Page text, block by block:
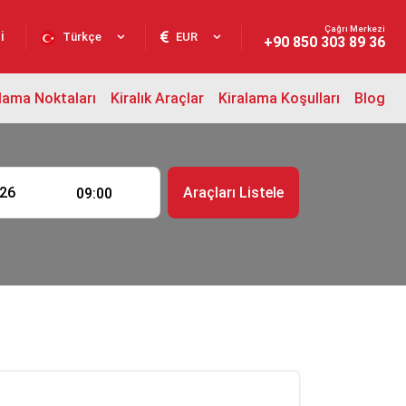
Türkçe EUR
Çağrı Merkezi
+90 850 303 89 36
Noktaları Kiralık Araçlar Kiralama Koşulları Blog
09:00 Araçları Listele